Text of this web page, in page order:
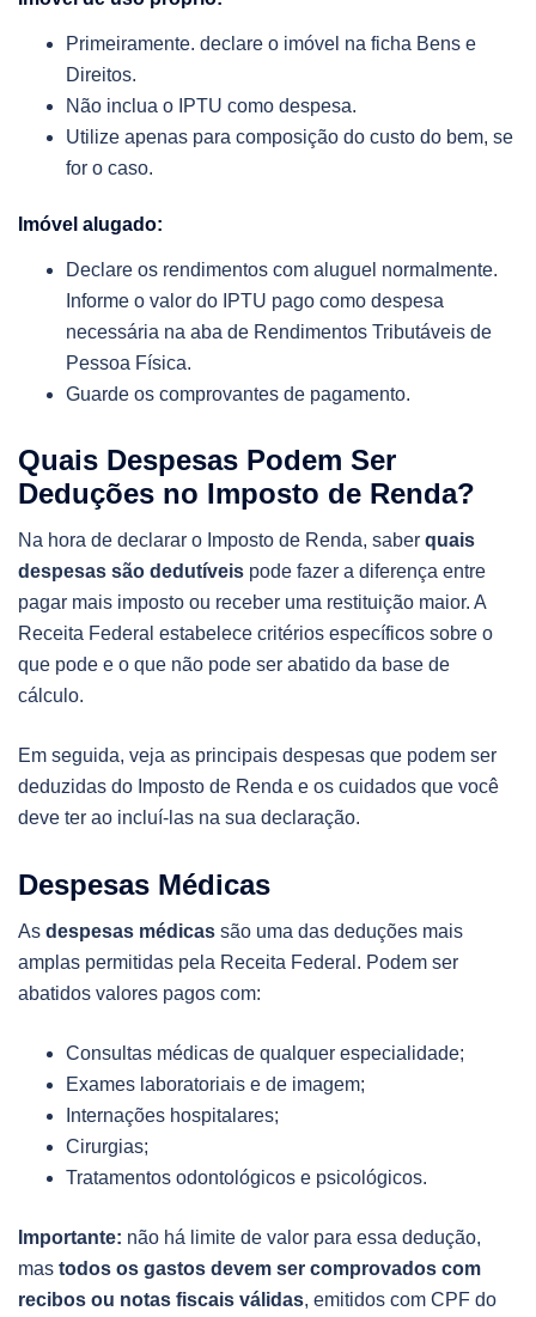
Primeiramente. declare o imóvel na ficha Bens e
Direitos.
Não inclua o IPTU como despesa.
Utilize apenas para composição do custo do bem, se
for o caso.
Imóvel alugado:
Declare os rendimentos com aluguel normalmente.
Informe o valor do IPTU pago como despesa
necessária na aba de Rendimentos Tributáveis de
Pessoa Física.
Guarde os comprovantes de pagamento.
Quais Despesas Podem Ser
Deduções no Imposto de Renda?
Na hora de declarar o Imposto de Renda, saber quais
despesas são dedutíveis pode fazer a diferença entre
pagar mais imposto ou receber uma restituição maior. A
Receita Federal estabelece critérios específicos sobre o
que pode e o que não pode ser abatido da base de
cálculo.
Em seguida, veja as principais despesas que podem ser
deduzidas do Imposto de Renda e os cuidados que você
deve ter ao incluí-las na sua declaração.
Despesas Médicas
As despesas médicas são uma das deduções mais
amplas permitidas pela Receita Federal. Podem ser
abatidos valores pagos com:
Consultas médicas de qualquer especialidade;
Exames laboratoriais e de imagem;
Internações hospitalares;
Cirurgias;
Tratamentos odontológicos e psicológicos.
Importante: não há limite de valor para essa dedução,
mas todos os gastos devem ser comprovados com
recibos ou notas fiscais válidas, emitidos com CPF do